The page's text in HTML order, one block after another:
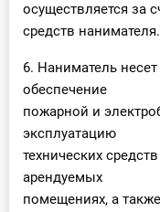
осуществляется за
средств нанимателя.
6. Наниматель
обеспечение
пожарной и
эксплуатацию
технических
арендуемых
помещениях, а